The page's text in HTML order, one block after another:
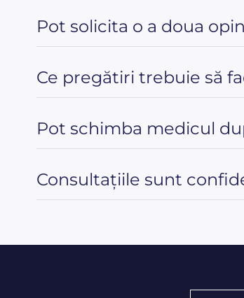
Pot solicita o a doua
Ce pregătiri trebuie să
Pot schimba medicul
Consultațiile sunt